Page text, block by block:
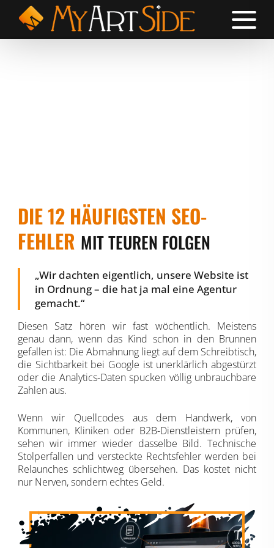
DIE 12 HÄUFIGSTEN SEO-
FEHLER MIT TEUREN FOLGEN
„Wir dachten eigentlich, unsere Website ist
in Ordnung – die hat ja mal eine Agentur
gemacht.“
Diesen Satz hören wir fast wöchentlich. Meistens
genau dann, wenn das Kind schon in den Brunnen
gefallen ist: Die Abmahnung liegt auf dem Schreibtisch,
die Sichtbarkeit bei Google ist unerklärlich abgestürzt
oder die Analytics-Daten spucken völlig unbrauchbare
Zahlen aus.
Wenn wir Quellcodes aus dem Handwerk, von
Kommunen, Kliniken oder B2B-Dienstleistern prüfen,
sehen wir immer wieder dasselbe Bild. Technische
Stolperfallen und versteckte Rechtsfehler werden bei
Relaunches schlichtweg übersehen. Das kostet nicht
nur Nerven, sondern echtes Geld.